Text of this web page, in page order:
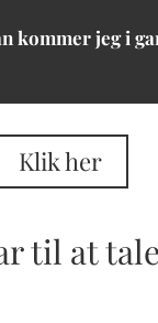
kommer jeg i
Klik her
til at